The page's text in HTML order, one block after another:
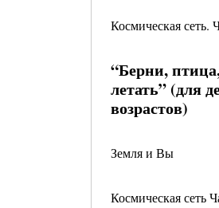
Космическая сеть.
“Берни,
летать” (для
возрастов)
Земля и Вы
Космическая сеть